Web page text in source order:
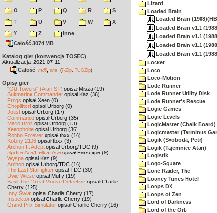
O
P Q R
S
T
U V W
X
Y
Z
inne
Całość 3074 MB
Katalog gier (konwencja TOSEC)
Aktualizacja: 2021-07-11
Całość md5 sha (7-Zip TUGZip)
Opisy gier
"Old Towers" (Atari ST) opisał Misza (19)
Submarine Commander opisał Kaz (36)
Frogs opisał Xeen (0)
Choplifter! opisał Urborg (0)
Joust opisał Urborg (17)
Commando opisał Urborg (35)
Mario Bros opisał Urborg (13)
Xenophobe opisał Urborg (36)
Robbo Forever opisał tbxx (16)
Kolony 2106 opisał tbxx (3)
Archon II: Adept opisał Urborg/TDC (9)
Spitfire Ace/Hellcat Ace opisał Farscape (9)
Wyspa opisał Kaz (9)
Archon opisał Urborg/TDC (16)
The Last Starfighter opisał TDC (30)
Dwie Wieże opisał Muffy (19)
Basil The Great Mouse Detective opisał Charlie
Cherry (125)
Inny Świat opisał Charlie Cherry (17)
Inspektor opisał Charlie Cherry (19)
Grand Prix Simulator opisał Charlie Cherry (16)
Lizard
Loaded Brain
Loaded Brain
Loaded Brain v1.1
Loaded Brain v1.1
Loaded Brain v1.1
Loaded Brain v1.1
Locket
Loco
Loco-Motion
Lode Runner
Lode Runner Utility Disk
Lode Runner's Rescue
Logic Games
Logic Levels
LogicMaster (Chalk Board)
Logicmaster (Terminus
Logik (Svoboda, Petr)
Logik (Tajemnice Atari)
Logistik
Logo-Square
Lone Raider, The
Looney Tunes Hotel
Loops DX
Loops of Zen
Lord of Darkness
Lord of the Orb